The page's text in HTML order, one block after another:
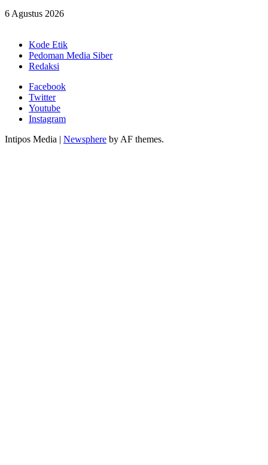
6 Agustus 2026
Kode Etik
Pedoman Media Siber
Redaksi
Facebook
Twitter
Youtube
Instagram
Intipos Media | Newsphere by AF themes.